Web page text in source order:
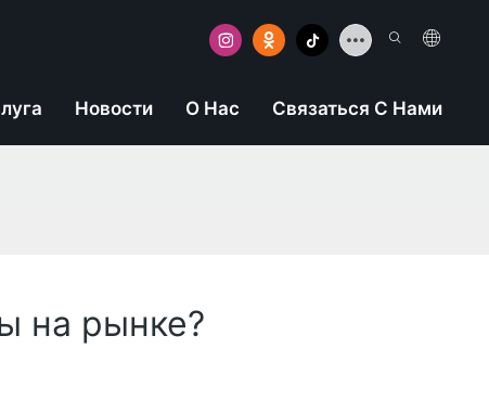
Новости О Нас Связаться С Нами
на рынке?